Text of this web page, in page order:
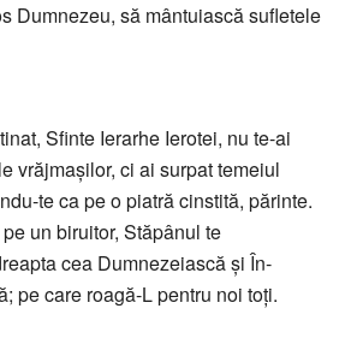
Dumnezeu, să mântuiască sufletele
Sfinte Ierarhe Iero­tei, nu te-ai
vrăjmașilor, ci ai surpat teme­iul
te ca pe o piatră cinstită, părinte.
un birui­tor, Stăpânul te
cea Dumnezeiască și În­
pe care roagă-L pentru noi toți.